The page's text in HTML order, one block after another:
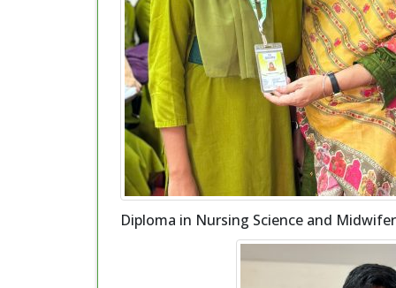
Diploma in Nursing Science and